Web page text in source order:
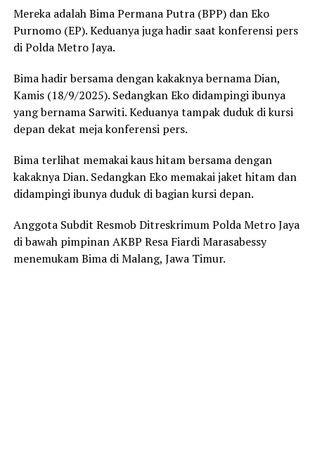
Mereka adalah Bima Permana Putra (BPP) dan Eko
Purnomo (EP). Keduanya juga hadir saat konferensi pers
di Polda Metro Jaya.
Bima hadir bersama dengan kakaknya bernama Dian,
Kamis (18/9/2025). Sedangkan Eko didampingi ibunya
yang bernama Sarwiti. Keduanya tampak duduk di kursi
depan dekat meja konferensi pers.
Bima terlihat memakai kaus hitam bersama dengan
kakaknya Dian. Sedangkan Eko memakai jaket hitam dan
didampingi ibunya duduk di bagian kursi depan.
Anggota Subdit Resmob Ditreskrimum Polda Metro Jaya
di bawah pimpinan AKBP Resa Fiardi Marasabessy
menemukam Bima di Malang, Jawa Timur.